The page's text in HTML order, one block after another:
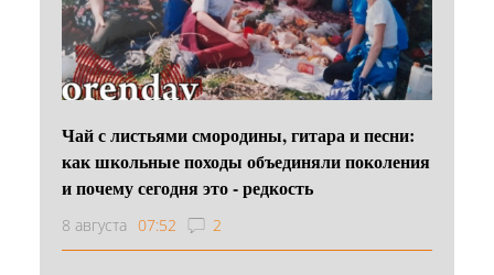
Чай с листьями смородины, гитара и песни:
как школьные походы объединяли поколения
и почему сегодня это - редкость
8 августа 07:52 2